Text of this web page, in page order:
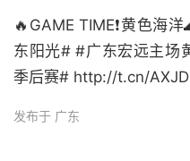
🔥GAME TIME❗️黄色海
东阳光# #广东宏远主场
季后赛# http://t.cn/
发布于 广东